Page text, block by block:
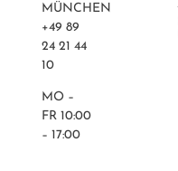
MÜNCHEN
+49 89
24 21 44
10
MO –
FR 10:00
– 17:00